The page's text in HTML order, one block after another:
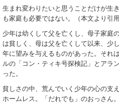
生まれ変わりたいと思うことだけが生
も家庭も必要ではない。（本文より引用
少年は幼くして父を亡くし、母子家庭
は貧しく、母は父を亡くして以来、少
年に望みを与えるものがあった。それ
ルの「コン・ティキ号探検記」とアラ
った。
貧しさの中、荒んでいく少年の心の支
ホームレス。「だれでも」のおっさん